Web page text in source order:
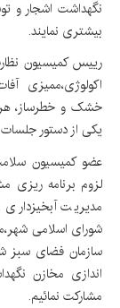
نگهداشت اشجار و
بیشتری نمایند.
رییس کمیسیون
اکولوژی،ممیزی
خشک و خطرساز،
یکی از دستور جلسات
عضو کمیسیون
لزوم برنامه
مدیریت
شورای اسلامی
سازمان فضای سبز
اندازی مخازن
مشارکت نمائیم.